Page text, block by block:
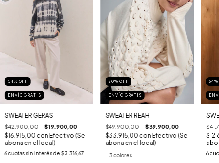
54% OFF
ENVÍO GRATIS
SWEATER GERAS
$42.900,00 $19.900,00
$16.915,00 con Efectivo (Se
abona en el local)
6cuotas sin interés de $3.316,67
20% OFF
ENVÍO GRATIS
SWEATER REAH
$49.900,00 $39.900,00
$33.915,00 con Efectivo (Se
abona en el local)
3 colores
64%
6